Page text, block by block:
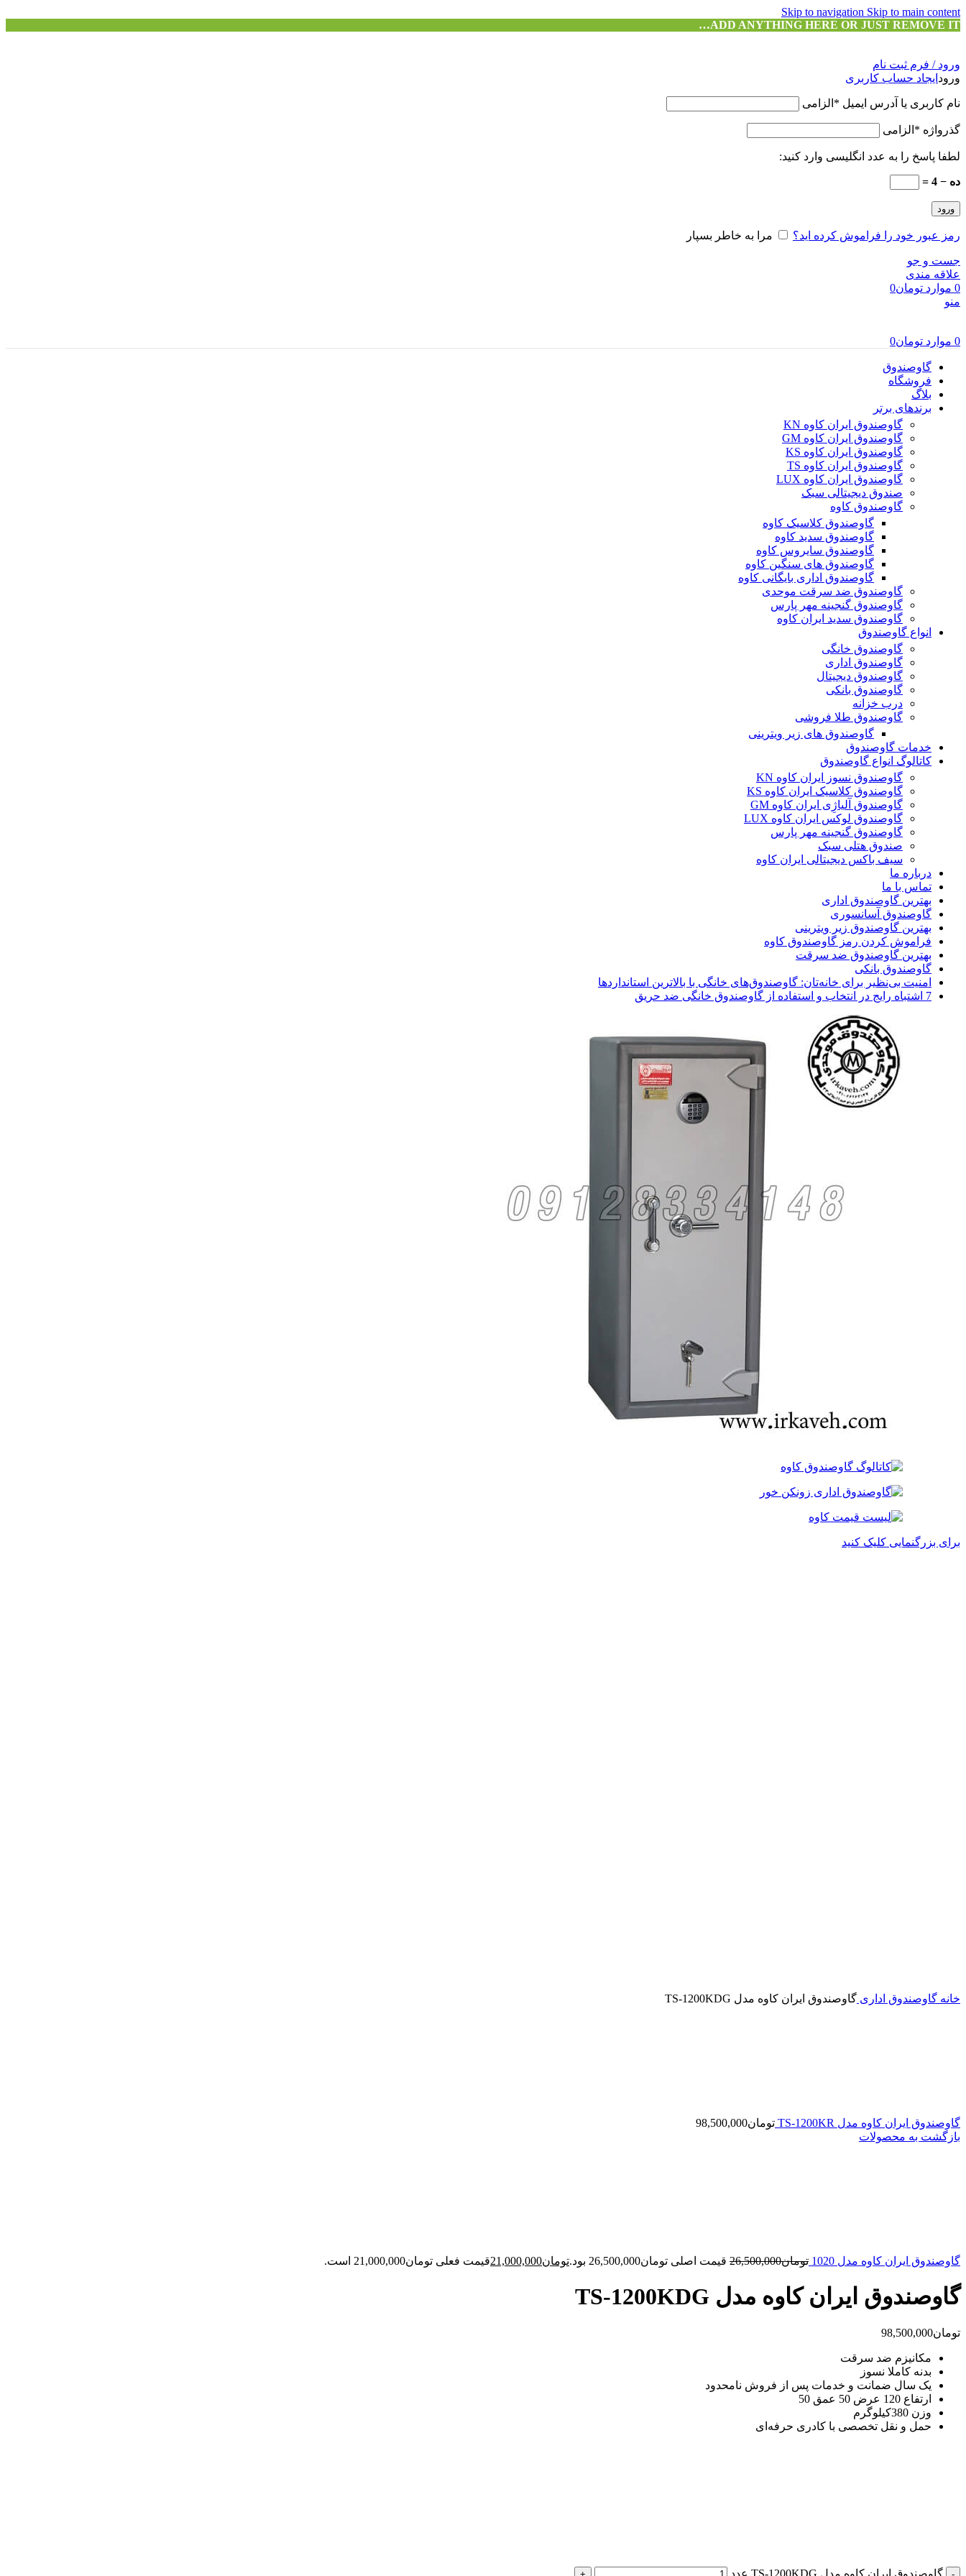
Skip to navigation Skip to main content
ADD ANYTHING HERE OR JUST REMOVE IT…
ورود / فرم ثبت نام
ورود ایجاد حساب کاربری
نام کاربری یا آدرس ایمیل * الزامی
گذرواژه * الزامی
لطفا پاسخ را به عدد انگلیسی وارد کنید:
ده − 4 =
ورود
رمز عبور خود را فراموش کرده اید؟ مرا به خاطر بسپار
جست و جو
علاقه مندی
0 موارد تومان0
منو
0 موارد تومان0
گاوصندوق
فروشگاه
بلاگ
برندهای برتر
گاوصندوق ایران کاوه KN
گاوصندوق ایران کاوه GM
گاوصندوق ایران کاوه KS
گاوصندوق ایران کاوه TS
گاوصندوق ایران کاوه LUX
صندوق دیجیتالی سبک
گاوصندوق کاوه
گاوصندوق کلاسیک کاوه
گاوصندوق سدید کاوه
گاوصندوق سایروس کاوه
گاوصندوق های سنگین کاوه
گاوصندوق اداری بایگانی کاوه
گاوصندوق ضد سرقت موحدی
گاوصندوق گنجینه مهر پارس
گاوصندوق سدید ایران کاوه
انواع گاوصندوق
گاوصندوق خانگی
گاوصندوق اداری
گاوصندوق دیجیتال
گاوصندوق بانکی
درب خزانه
گاوصندوق طلا فروشی
گاوصندوق های زیر ویترینی
خدمات گاوصندوق
کاتالوگ انواع گاوصندوق
گاوصندوق نسوز ایران کاوه KN
گاوصندوق کلاسیک ایران کاوه KS
گاوصندوق آلیاژِی ایران کاوه GM
گاوصندوق لوکس ایران کاوه LUX
گاوصندوق گنجینه مهر پارس
صندوق هتلی سبک
سیف باکس دیجیتالی ایران کاوه
درباره ما
تماس با ما
بهترین گاوصندوق اداری
گاوصندوق آسانسوری
بهترین گاوصندوق زیر ویترینی
فراموش کردن رمز گاوصندوق کاوه
بهترین گاوصندوق ضد سرقت
گاوصندوق بانکی
امنیت بی‌نظیر برای خانه‌تان: گاوصندوق‌های خانگی با بالاترین استانداردها
7 اشتباه رایج در انتخاب و استفاده از گاوصندوق خانگی ضد حریق
برای بزرگنمایی کلیک کنید
خانه گاوصندوق اداری گاوصندوق ایران کاوه مدل TS-1200KDG
گاوصندوق ایران کاوه مدل TS-1200KR تومان98,500,000
بازگشت به محصولات
گاوصندوق ایران کاوه مدل 1020 تومان26,500,000 قیمت اصلی تومان26,500,000 بود. تومان21,000,000قیمت فعلی تومان21,000,000 است.
گاوصندوق ایران کاوه مدل TS-1200KDG
تومان98,500,000
مکانیزم ضد سرقت
بدنه کاملا نسوز
یک سال ضمانت و خدمات پس از فروش نامحدود
ارتفاع 120 عرض 50 عمق 50
وزن 380کیلوگرم
حمل و نقل تخصصی با کادری حرفه‌ای
گاوصندوق ایران کاوه مدل TS-1200KDG عدد